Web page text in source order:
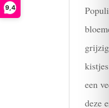
9,4
een
deze